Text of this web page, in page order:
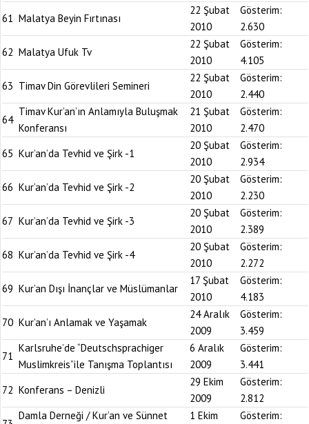
61 Malatya Beyin Fırtınası
22 Şubat
2010
Gösterim:
2.630
62 Malatya Ufuk Tv
22 Şubat
2010
Gösterim:
4.105
63 Timav Din Görevlileri Semineri
22 Şubat
2010
Gösterim:
2.440
64
Timav Kur’an’ın Anlamıyla Buluşmak
Konferansı
21 Şubat
2010
Gösterim:
2.470
65 Kur’an’da Tevhid ve Şirk -1
20 Şubat
2010
Gösterim:
2.934
66 Kur’an’da Tevhid ve Şirk -2
20 Şubat
2010
Gösterim:
2.230
67 Kur’an’da Tevhid ve Şirk -3
20 Şubat
2010
Gösterim:
2.389
68 Kur’an’da Tevhid ve Şirk -4
20 Şubat
2010
Gösterim:
2.272
69 Kur’an Dışı İnançlar ve Müslümanlar
17 Şubat
2010
Gösterim:
4.183
70 Kur’an’ı Anlamak ve Yaşamak
24 Aralık
2009
Gösterim:
3.459
71
Karlsruhe’de “Deutschsprachiger
Muslimkreis”ile Tanışma Toplantısı
6 Aralık
2009
Gösterim:
3.441
72 Konferans – Denizli
29 Ekim
2009
Gösterim:
2.812
Damla Derneği / Kur’an ve Sünnet
1 Ekim
Gösterim: